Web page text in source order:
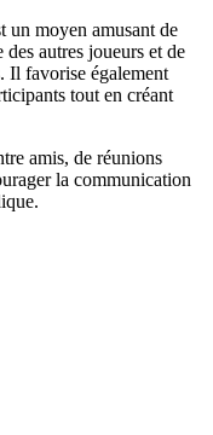
un moyen amusant de
autres joueurs et de
Il favorise également
tout en créant
amis, de réunions
la communication